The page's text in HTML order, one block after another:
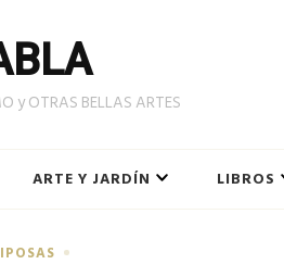
y OTRAS BELLAS ARTES
ARTE Y JARDÍN LIBROS